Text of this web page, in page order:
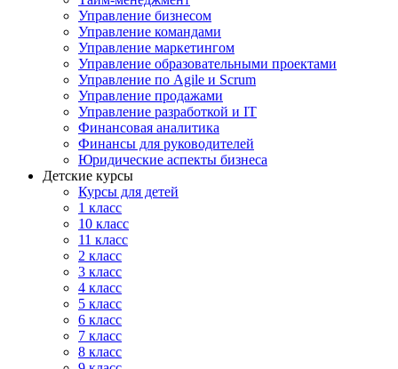
Управление бизнесом
Управление командами
Управление маркетингом
Управление образовательными проектами
Управление по Agile и Scrum
Управление продажами
Управление разработкой и IT
Финансовая аналитика
Финансы для руководителей
Юридические аспекты бизнеса
Детские курсы
Курсы для детей
1 класс
10 класс
11 класс
2 класс
3 класс
4 класс
5 класс
6 класс
7 класс
8 класс